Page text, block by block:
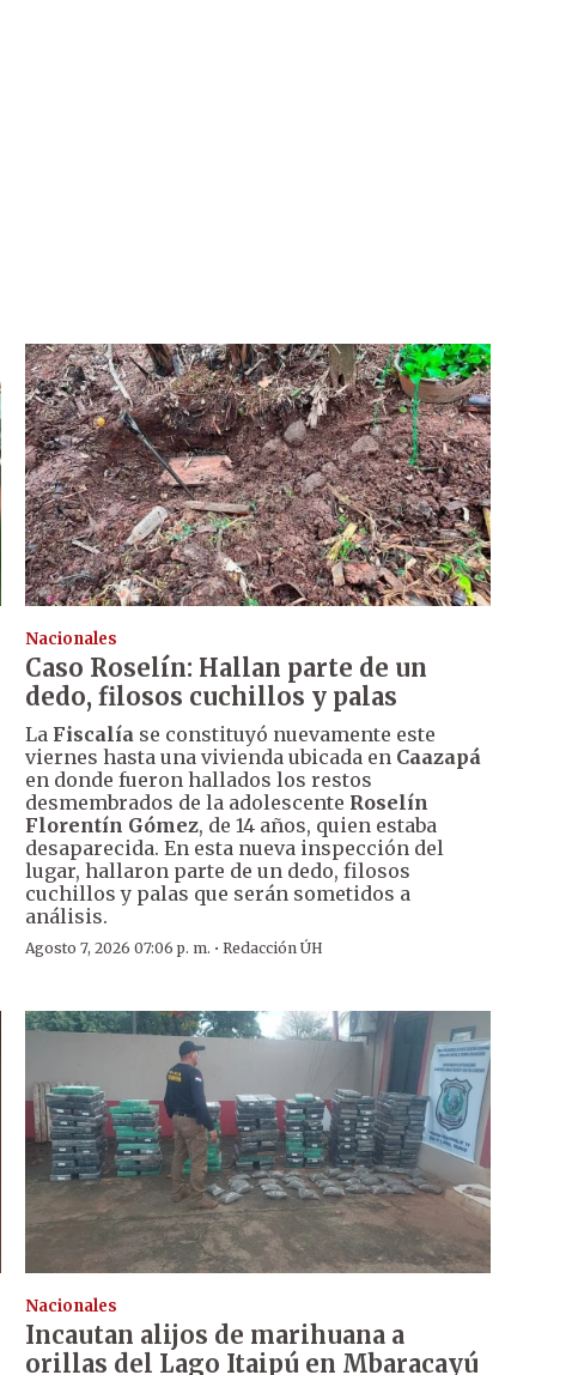
Nacionales
Caso Roselín: Hallan parte de un
dedo, filosos cuchillos y palas
La Fiscalíase constituyó nuevamente este
viernes hasta una vivienda ubicada en Caazapá
en donde fueron hallados los restos
desmembrados de la adolescente Roselín
Florentín Gómez, de 14 años, quien estaba
desaparecida. En esta nueva inspección del
lugar, hallaron parte de un dedo, filosos
cuchillos y palas que serán sometidos a
análisis.
Agosto 7, 2026 07:06 p. m. · Redacción ÚH
Nacionales
Incautan alijos de marihuana a
orillas del Lago Itaipú en Mbaracayú